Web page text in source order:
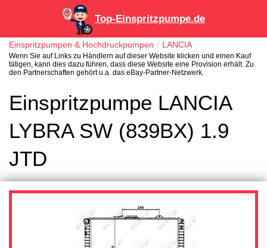
Top-Einspritzpumpe.de
Einspritzpumpen & Hochdruckpumpen LANCIA
Wenn Sie auf Links zu Händlern auf dieser Website klicken und einen Kauf
tätigen, kann dies dazu führen, dass diese Website eine Provision erhält. Zu
den Partnerschaften gehört u.a. das eBay-Partner-Netzwerk.
Einspritzpumpe LANCIA
LYBRA SW (839BX) 1.9
JTD